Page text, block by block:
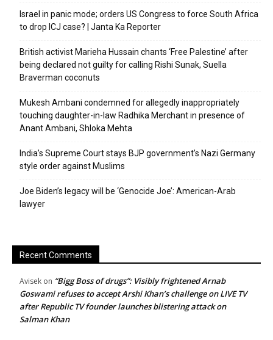
Israel in panic mode; orders US Congress to force South Africa
to drop ICJ case? | Janta Ka Reporter
British activist Marieha Hussain chants ‘Free Palestine’ after
being declared not guilty for calling Rishi Sunak, Suella
Braverman coconuts
Mukesh Ambani condemned for allegedly inappropriately
touching daughter-in-law Radhika Merchant in presence of
Anant Ambani, Shloka Mehta
India’s Supreme Court stays BJP government’s Nazi Germany
style order against Muslims
Joe Biden’s legacy will be ‘Genocide Joe’: American-Arab
lawyer
Recent Comments
Avisek on “Bigg Boss of drugs”: Visibly frightened Arnab
Goswami refuses to accept Arshi Khan’s challenge on LIVE TV
after Republic TV founder launches blistering attack on
Salman Khan